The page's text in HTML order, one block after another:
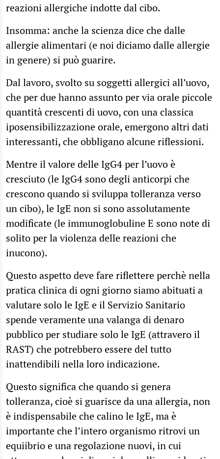
reazioni allergiche indotte dal cibo.
Insomma: anche la scienza dice che dalle
allergie alimentari (e noi diciamo dalle allergie
in genere) si può guarire.
Dal lavoro, svolto su soggetti allergici all’uovo,
che per due hanno assunto per via orale piccole
quantità crescenti di uovo, con una classica
iposensibilizzazione orale, emergono altri dati
interessanti, che obbligano alcune riflessioni.
Mentre il valore delle IgG4 per l’uovo è
cresciuto (le IgG4 sono degli anticorpi che
crescono quando si sviluppa tolleranza verso
un cibo), le IgE non si sono assolutamente
modificate (le immunoglobuline E sono note di
solito per la violenza delle reazioni che
inucono).
Questo aspetto deve fare riflettere perchè nella
pratica clinica di ogni giorno siamo abituati a
valutare solo le IgE e il Servizio Sanitario
spende veramente una valanga di denaro
pubblico per studiare solo le IgE (attravero il
RAST) che potrebbero essere del tutto
inattendibili nella loro indicazione.
Questo significa che quando si genera
tolleranza, cioè si guarisce da una allergia, non
è indispensabile che calino le IgE, ma è
importante che l’intero organismo ritrovi un
equiibrio e una regolazione nuovi, in cui